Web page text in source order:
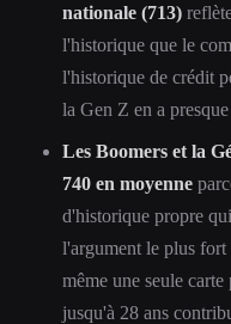
nationale (713)
l'historique que le
l'historique de crédit
la Gen Z en a
Les Boomers et la
740 en moyenne
d'historique propre
l'argument le plus
même une seule
jusqu'à 28 ans